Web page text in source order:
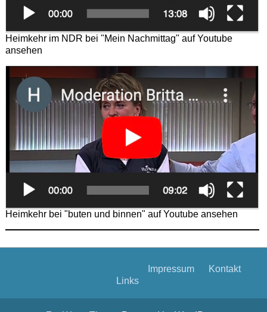
Heimkehr im NDR bei "Mein Nachmittag" auf Youtube
ansehen
Heimkehr bei "buten und binnen" auf Youtube ansehen
Impressum
Kontakt
Links